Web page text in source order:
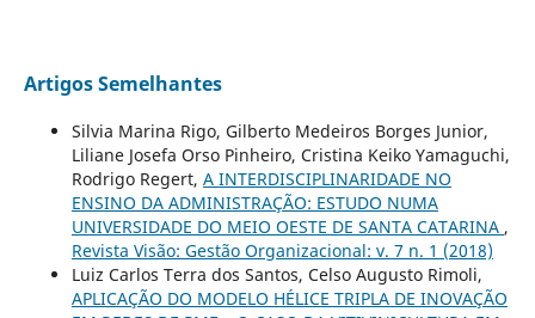
Artigos Semelhantes
Silvia Marina Rigo, Gilberto Medeiros Borges Junior,
Liliane Josefa Orso Pinheiro, Cristina Keiko Yamaguchi,
Rodrigo Regert, A INTERDISCIPLINARIDADE NO
ENSINO DA ADMINISTRAÇÃO: ESTUDO NUMA
UNIVERSIDADE DO MEIO OESTE DE SANTA CATARINA ,
Revista Visão: Gestão Organizacional: v. 7 n. 1 (2018)
Luiz Carlos Terra dos Santos, Celso Augusto Rimoli,
APLICAÇÃO DO MODELO HÉLICE TRIPLA DE INOVAÇÃO